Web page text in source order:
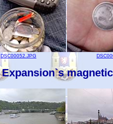
DSC00052.JPG
Expansion`s